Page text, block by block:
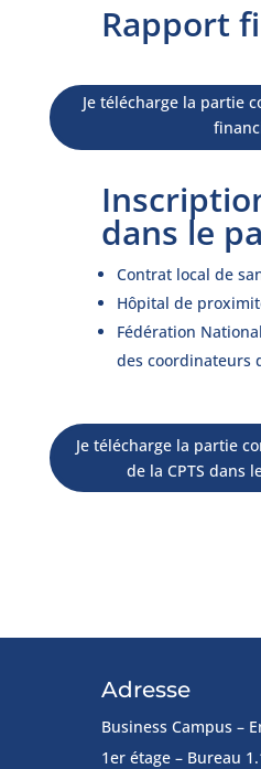
Rapport
Je télécharge la partie
dans le
Contrat local de
Hôpital de
Fédération
des coordinateurs
Je télécharge la partie
de la CPTS dans
Adresse
Business Campus –
1er étage – Bureau